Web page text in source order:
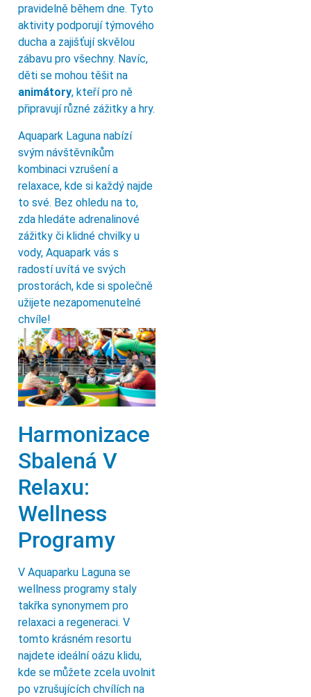
pravidelně během dne. Tyto
aktivity podporují týmového
ducha a zajišťují skvělou
zábavu pro všechny. Navíc,
děti se mohou těšit na
animátory, kteří pro ně
připravují různé zážitky a hry.
Aquapark Laguna nabízí
svým návštěvníkům
kombinaci vzrušení a
relaxace, kde si každý najde
to své. Bez ohledu na to,
zda hledáte adrenalinové
zážitky či klidné chvilky u
vody, Aquapark vás s
radostí uvítá ve svých
prostorách, kde si společně
užijete nezapomenutelné
chvíle!
Harmonizace
Sbalená V
Relaxu:
Wellness
Programy
V Aquaparku Laguna se
wellness programy staly
takřka synonymem pro
relaxaci a regeneraci. V
tomto krásném resortu
najdete ideální oázu klidu,
kde se můžete zcela uvolnit
po vzrušujících chvílích na